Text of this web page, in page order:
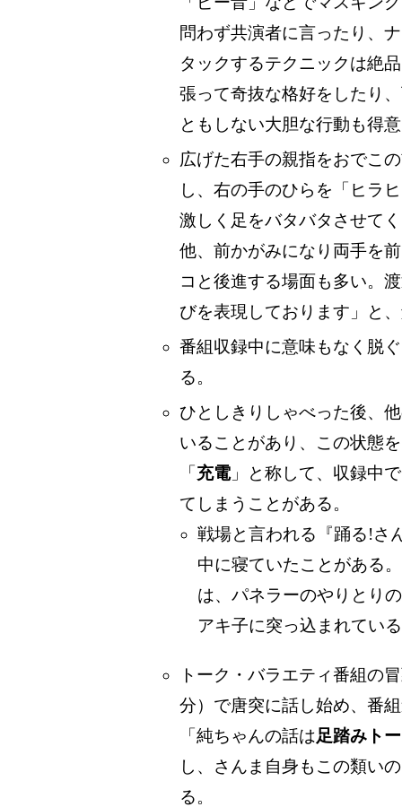
問わず共演者に言ったり、
タックするテクニックは絶
張って奇抜な格好をしたり
ともしない大胆な行動も得
広げた右手の親指をおでこ
し、右の手のひらを「ヒラ
激しく足をバタバタさせて
他、前かがみになり両手を
コと後進する場面も多い。
びを表現しております」と
番組収録中に意味もなく脱
る。
ひとしきりしゃべった後、
いることがあり、この状態
「 充電」と称して、収録中
てしまうことがある。
戦場と言われる『踊る!さ
中に寝ていたことがある
は、パネラーのやりとり
アキ子に突っ込まれてい
トーク・バラエティ番組の
分）で唐突に話し始め、番
「純ちゃんの話は足踏みト
し、さんま自身もこの類い
る。